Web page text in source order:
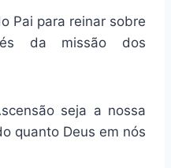
Pai para reinar sobre
da missão dos
seja a nossa
quanto Deus em nós